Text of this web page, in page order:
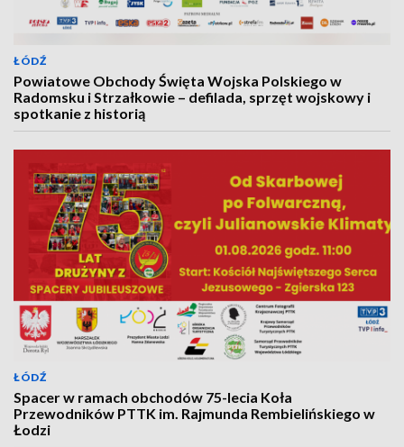
ŁÓDŹ
Powiatowe Obchody Święta Wojska Polskiego w
Radomsku i Strzałkowie – defilada, sprzęt wojskowy i
spotkanie z historią
ŁÓDŹ
Spacer w ramach obchodów 75-lecia Koła
Przewodników PTTK im. Rajmunda Rembielińskiego w
Łodzi